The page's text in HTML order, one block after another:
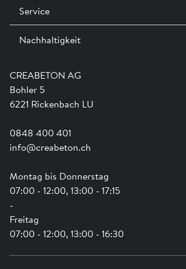
CREABETON AG
Bohler 5
6221 Rickenbach LU
0848 400 401
info@creabeton.ch
Montag bis Donnerstag
07:00 - 12:00, 13:00 - 17:15
-
Freitag
07:00 - 12:00, 13:00 - 16:30
Kontakt / Standorte
Ausstellungen
Team
Ausbildung
Service
Dienstleistungen
Shop Hilfe
Anwendungsunterstützung
Newsletter
Nachhaltigkeit
Engagement
Swissness
Schwammstadt